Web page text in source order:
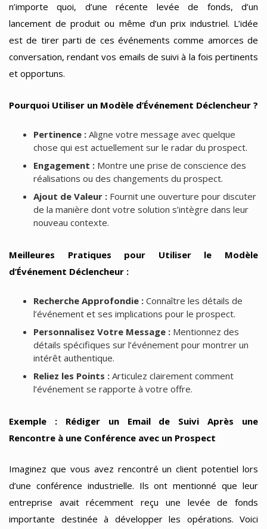
n’importe quoi, d’une récente levée de fonds, d’un
lancement de produit ou même d’un prix industriel. L’idée
est de tirer parti de ces événements comme amorces de
conversation, rendant vos emails de suivi à la fois pertinents
et opportuns.
Pourquoi Utiliser un Modèle d’Événement Déclencheur ?
Pertinence :Aligne votre message avec quelque
chose qui est actuellement sur le radar du prospect.
Engagement :Montre une prise de conscience des
réalisations ou des changements du prospect.
Ajout de Valeur :Fournit une ouverture pour discuter
de la manière dont votre solution s’intègre dans leur
nouveau contexte.
Meilleures Pratiques pour Utiliser le Modèle
d’Événement Déclencheur :
Recherche Approfondie :Connaître les détails de
l’événement et ses implications pour le prospect.
Personnalisez Votre Message :Mentionnez des
détails spécifiques sur l’événement pour montrer un
intérêt authentique.
Reliez les Points :Articulez clairement comment
l’événement se rapporte à votre offre.
Exemple : Rédiger un Email de Suivi Après une
Rencontre à une Conférence avec un Prospect
Imaginez que vous avez rencontré un client potentiel lors
d’une conférence industrielle. Ils ont mentionné que leur
entreprise avait récemment reçu une levée de fonds
importante destinée à développer les opérations. Voici